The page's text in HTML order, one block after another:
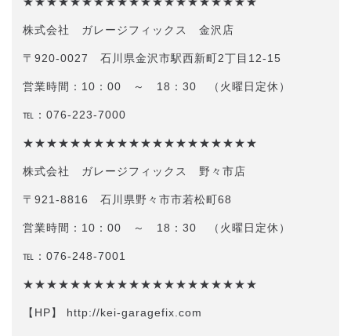
株式会社 ガレージフィックス 金沢店
〒920-0027 石川県金沢市駅西新町2丁目12-15
営業時間：10：00 ～ 18：30 （火曜日定休）
℡：076-223-7000
★★★★★★★★★★★★★★★★★★★★
株式会社 ガレージフィックス 野々市店
〒921-8816 石川県野々市市若松町68
営業時間：10：00 ～ 18：30 （火曜日定休）
℡：076-248-7001
★★★★★★★★★★★★★★★★★★★★
【HP】 http://kei-garagefix.com​​